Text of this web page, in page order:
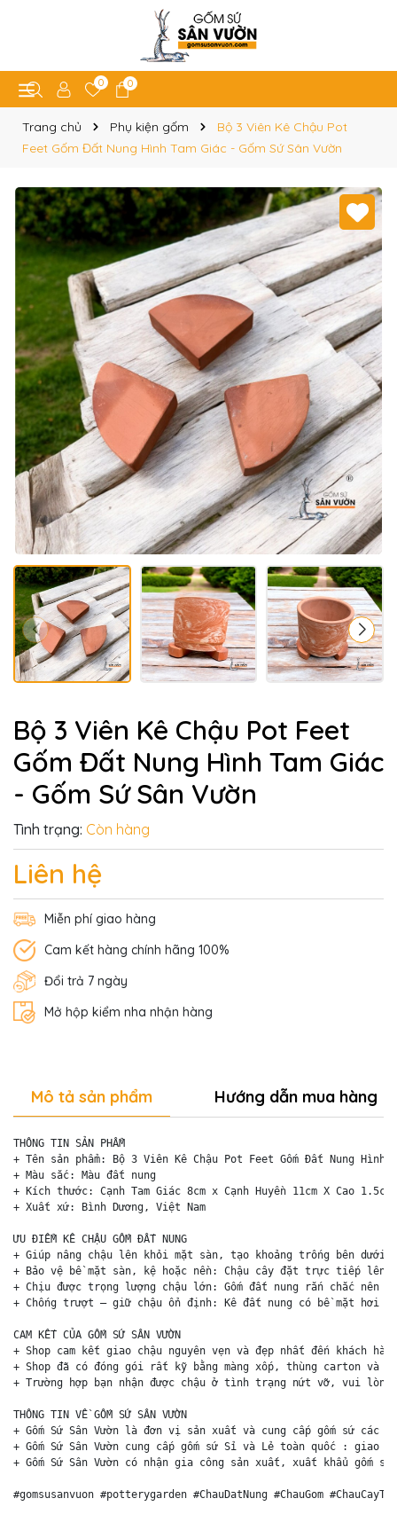
0 0
Trang chủ Phụ kiện gốm
Bộ 3 Viên Kê Chậu Pot
Feet Gốm Đất Nung Hình Tam Giác - Gốm Sứ Sân Vườn
Bộ 3 Viên Kê Chậu Pot Feet
Gốm Đất Nung Hình Tam Giác
- Gốm Sứ Sân Vườn
Tình trạng: Còn hàng
Liên hệ
Miễn phí giao hàng
Cam kết hàng chính hãng 100%
Đổi trả 7 ngày
Mở hộp kiểm nha nhận hàng
Mô tả sản phẩm Hướng dẫn mua hàng
THÔNG TIN SẢN PHẨM
+ Tên sản phẩm: Bộ 3 Viên Kê Chậu Pot Feet Gốm Đất Nung Hình
+ Màu sắc: Màu đất nung
+ Kích thước: Cạnh Tam Giác 8cm x Cạnh Huyền 11cm X Cao 1.5cm
+ Xuất xứ: Bình Dương, Việt Nam
ƯU ĐIỂM KÊ CHẬU GỐM ĐẤT NUNG
+ Giúp nâng chậu lên khỏi mặt sàn, tạo khoảng trống bên
+ Bảo vệ bề mặt sàn, kệ hoặc nền: Chậu cây đặt trực tiếp lên
+ Chịu được trọng lượng chậu lớn: Gốm đất nung rắn chắc nên
+ Chống trượt – giữ chậu ổn định: Kê đất nung có bề mặt hơi
CAM KẾT CỦA GỐM SỨ SÂN VƯỜN
+ Shop cam kết giao chậu nguyên vẹn và đẹp nhất đến khách hàng
+ Shop đã có đóng gói rất kỹ bằng màng xốp, thùng carton và
+ Trường hợp bạn nhận được chậu ở tình trạng nứt vỡ, vui lòng
THÔNG TIN VỀ GỐM SỨ SÂN VƯỜN
+ Gốm Sứ Sân Vườn là đơn vị sản xuất và cung cấp gốm sứ
+ Gốm Sứ Sân Vườn cung cấp gốm sứ Sỉ và Lẻ toàn quốc :
+ Gốm Sứ Sân Vườn có nhận gia công sản xuất, xuất khẩu gốm sứ
#gomsusanvuon #potterygarden #ChauDatNung #ChauGom